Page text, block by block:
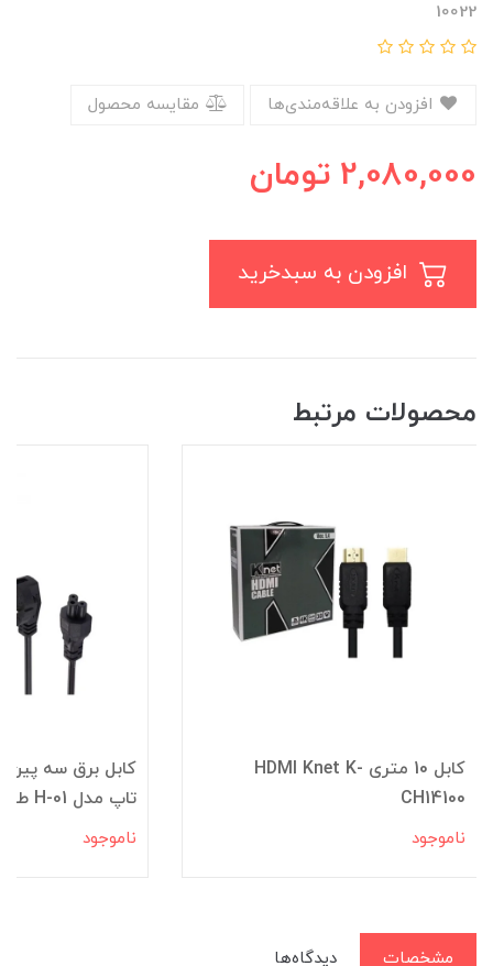
10022
مقایسه محصول
2,080,000 تومان
محصولات مرتبط
کابل 10 متری HDMI Knet K-
CH14100
ناموجود
کابل برق سه پین
تاپ مدل H-01 طول 1.5 متر xVox
ناموجود
مشخصات دیدگاه‌ها